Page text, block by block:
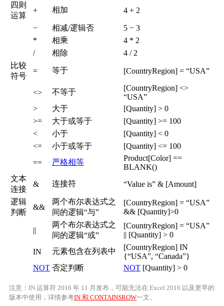
四则
运算
+ 相加 4 + 2
− 相减/逻辑否
5 − 3
*
相乘
4 * 2
/
相除
4 / 2
比较
符号
= 等于 [CountryRegion] = “USA”
<> 不等于
[CountryRegion] <>
“USA”
>
大于
[Quantity] > 0
>=
大于或等于
[Quantity] >= 100
<
小于
[Quantity] < 0
<=
小于或等于
[Quantity] <= 100
==
严格相等
Product[Color] ==
BLANK()
文本
连接
& 连接符 “Value is” & [Amount]
逻辑
判断
&&
两个布尔表达式之
间的逻辑“与”
[CountryRegion] = “USA”
&& [Quantity]>0
||
两个布尔表达式之
间的逻辑“或”
[CountryRegion] = “USA”
|| [Quantity] > 0
IN
元素包含在列表中
[CountryRegion] IN
{“USA”, “Canada”}
NOT 否定判断 NOT [Quantity] > 0
注意：IN 运算符 2016 年 11 月发布，可能无法在 Excel 2016 以及更早的
版本中使用，详情参考IN 和 CONTAINSROW一文。